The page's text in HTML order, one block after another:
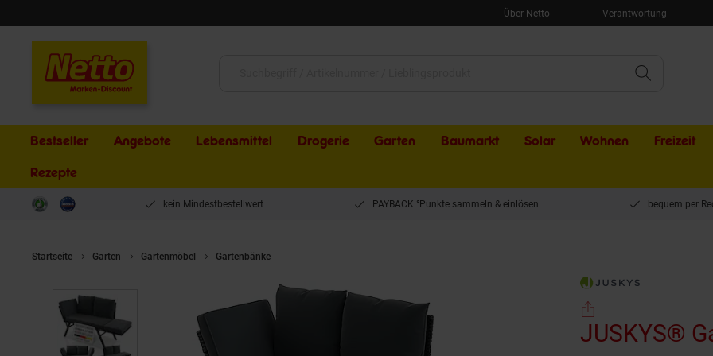
Über Netto Verantwortung
Bestseller Angebote Lebensmittel Drogerie Garten Baumarkt Solar Wohnen Freizeit
Rezepte
kein Mindestbestellwert PAYBACK °Punkte sammeln & einlösen bequem per
Startseite Garten Gartenmöbel Gartenbänke
JUSKYS®